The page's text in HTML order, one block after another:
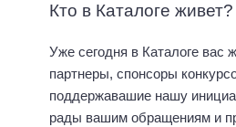
Кто в Каталоге живет?
Уже сегодня в Каталоге вас
партнеры, спонсоры
поддержавашие нашу
рады вашим обращениям и